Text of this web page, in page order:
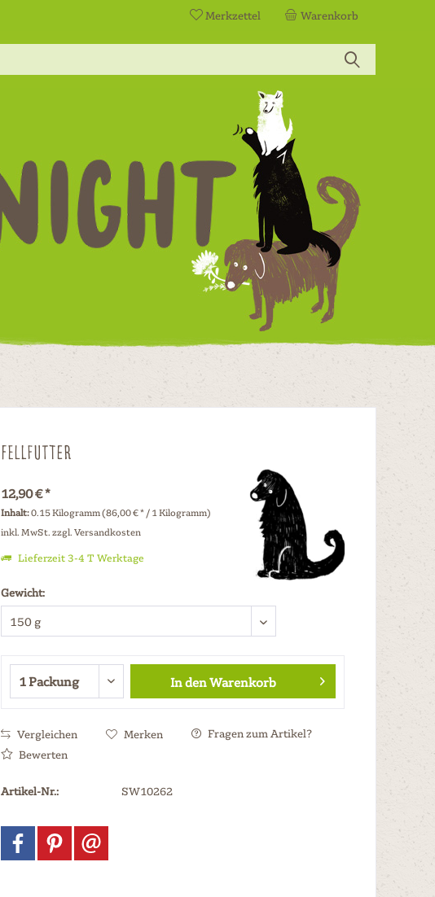
Warenkorb
Merkzettel
Fellfutter
12,90 € *
Inhalt:0.15 Kilogramm (86,00 € * / 1 Kilogramm)
inkl. MwSt. zzgl. Versandkosten
Lieferzeit 3-4 T Werktage
Gewicht:
In denWarenkorb
Vergleichen Merken
Fragen zum Artikel?
Bewerten
Artikel-Nr.: SW10262